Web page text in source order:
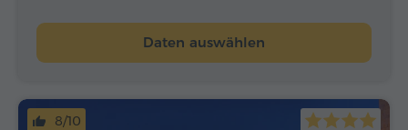
Daten auswählen
8/10